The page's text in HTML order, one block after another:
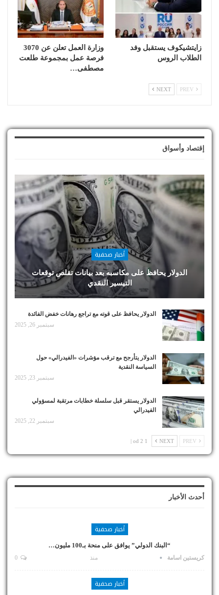
زايتشيكوف يستقبل وفد
الطلاب الروس
وزارة العمل تعلن عن 3070
فرصة عمل بمجموعة طلعت
مصطفى…
NEXT
إقتصاد وأسواق
أخبار صحفية
الدولار يحافظ على مكاسبه بعد بيانات تقلص توقعات
التيسير النقدي
الدولار يحافظ على قوته مع تراجع رهانات خفض الفائدة
سبتمبر 26, 2025
الدولار يتأرجح مع ترقب مؤشرات «الفيدرالي» حول
السياسة النقدية
سبتمبر 23, 2025
الدولار يستقر قبل سلسلة خطابات مرتقبة لمسؤولي
الفيدرالي
سبتمبر 22, 2025
NEXT
1 od 2 |
أحدث الأخبار
أخبار صحفية
“البنك الدولي” يوافق على منحة بـ100 مليون…
كريستين اسامة منذ
أخبار صحفية